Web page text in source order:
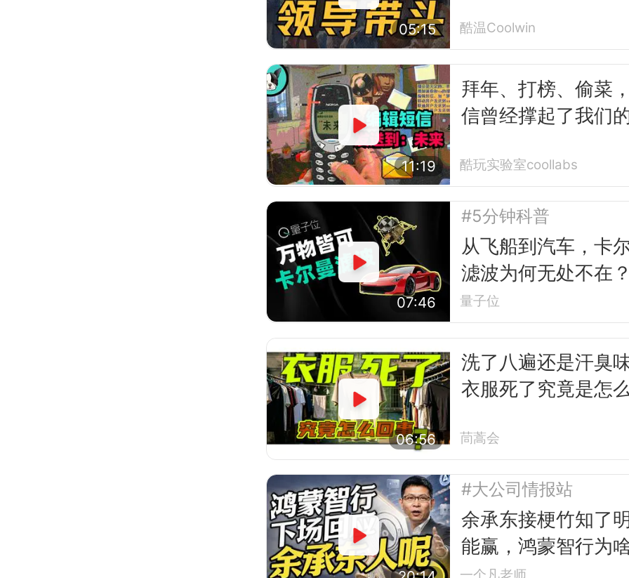
05:15 酷温Coolwin
11:19
拜年、打榜、偷菜
信曾经撑起了我们
酷玩实验室coollabs
07:46
#5分钟科普
从飞船到汽车，卡
滤波为何无处不在？
量子位
06:56
洗了八遍还是汗臭
衣服死了究竟是怎
茼蒿会
#大公司情报站
余承东接梗竹知了
能赢，鸿蒙智行为
让？
一个凡老师